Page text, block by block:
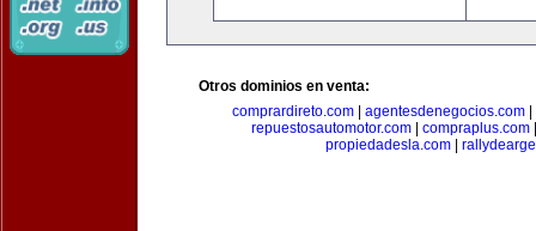
Otros dominios en venta:
comprardireto.com| agentesdenegocios.com|
repuestosautomotor.com
compraplus.com
propiedadesla.com|